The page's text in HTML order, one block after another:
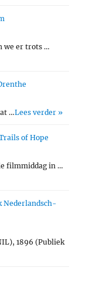
we er trots …
…Lees verder »
of Hope
filmmiddag in …
Nederlandsch-
1896 (Publiek